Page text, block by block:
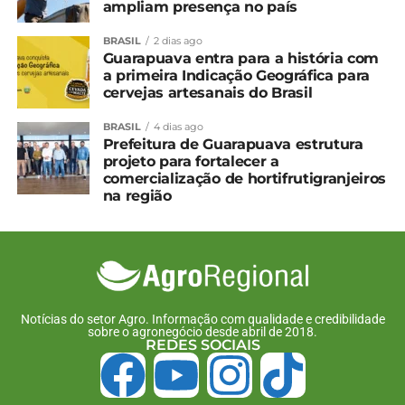
Relacionado
População ocupada no
agronegócio no 1º
trimestre é recorde
27 de junho, 2025
Em "Brasil"
Número de pessoas
empregadas no agro
representa 26% do total
30 de setembro, 2025
Em "Brasil"
Agronegócio empregou
28,6 milhões de pessoas
8 de outubro, 2024
Trigo: Preços seguem firmes no RS e em SP
Negociação do tabaco segue sem acordo
ampliam presença no país
BRASIL 2 dias ago
Guarapuava entra para a história com
a primeira Indicação Geográfica para
cervejas artesanais do Brasil
BRASIL 4 dias ago
Prefeitura de Guarapuava estrutura
projeto para fortalecer a
comercialização de hortifrutigranjeiros
na região
Notícias do setor Agro. Informação com qualidade e credibilidade
sobre o agronegócio desde abril de 2018.
REDES SOCIAIS